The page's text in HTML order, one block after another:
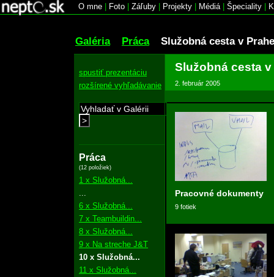
O mne Foto Záľuby Projekty Médiá| Špeciality
Galéria Práca Služobná cesta v Prahe
spustiť prezentáciu
rozšírené vyhľadávanie
>
Práca
(12 položiek)
1 x Služobná...
6 x Služobná...
7 x Teambuildin...
8 x Služobná...
9 x Na streche J&T
10 x Služobná...
11 x Služobná...
Služobná cesta v
2. február 2005
Pracovné dokumenty
9 fotiek